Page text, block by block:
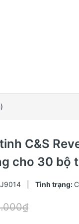
C&S
cho 30 bộ
J9014 Tình trạng: